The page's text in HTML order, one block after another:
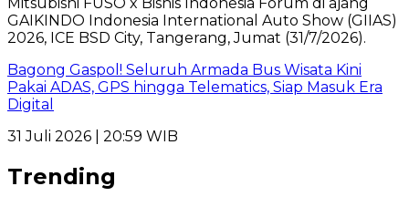
Bagong Gaspol! Seluruh Armada Bus Wisata Kini
Pakai ADAS, GPS hingga Telematics, Siap Masuk Era
Digital
31 Juli 2026 | 20:59 WIB
Trending